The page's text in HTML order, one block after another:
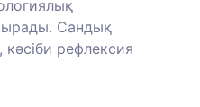
Сандық
рефлексия